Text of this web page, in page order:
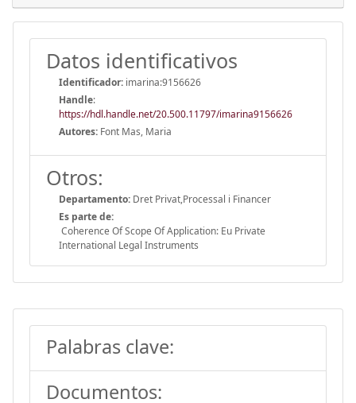
Datos identificativos
Identificador: imarina:9156626
Handle:
https://hdl.handle.net/20.500.11797/imarina9156626
Autores: Font Mas, Maria
Otros:
Departamento: Dret Privat,Processal i Financer
Es parte de:
Coherence Of Scope Of Application: Eu Private
International Legal Instruments
Palabras clave:
Documentos: